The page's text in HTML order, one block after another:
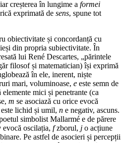
creșterea în lungime aformei
exprimată desens, spune tot
obiectivitate și concordanță cu
din propria subiectivitate. În
lui René Descartes, „părintele
filosof și matematician) își exprimă
în ele, inerent, niște
mari, voluminoase,e este semn de
elemente mici și penetrante (ca
m se asociază cu orice evocă
este lichid și umil,n e negativ, ascuns.
simbolist Mallarmé e de părere
evocă oscilația,fzborul, j o acțiune
Pe astfel de asocieri și percepții